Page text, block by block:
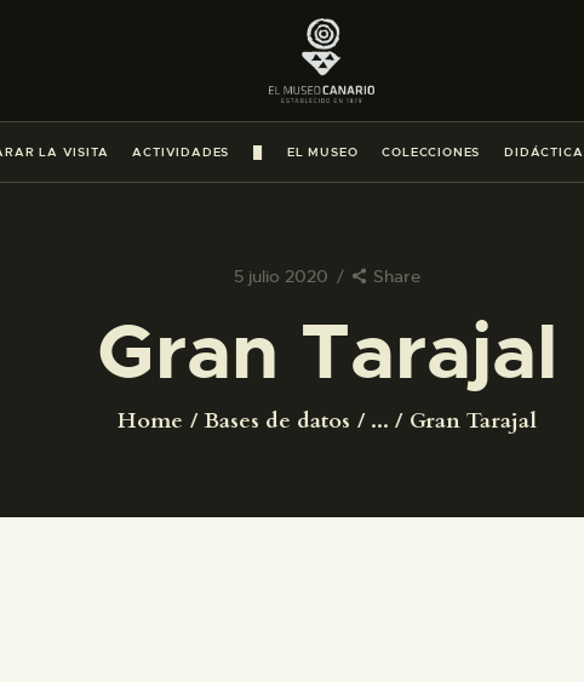
LA VISITA ACTIVIDADES EL MUSEO COLECCIONES DIDÁCTICA
5 julio 2020 Share
Gran Tarajal
Home Bases de datos ... Gran Tarajal
PREPARAR LA VISITA
ACTIVIDADES
█
COLECCIONES
DIDÁCTICA